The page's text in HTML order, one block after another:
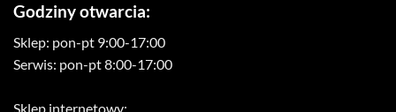
Godziny otwarcia:
Sklep: pon-pt 9:00-17:00
Serwis: pon-pt 8:00-17:00
Sklep internetowy: